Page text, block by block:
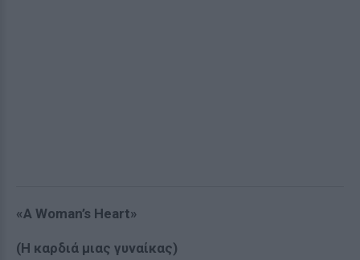
«Α Woman’s Heart»
(Η καρδιά μιας γυναίκας)